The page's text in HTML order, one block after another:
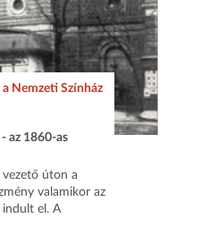
a Nemzeti Színház
az 1860-as
úton a
valamikor az
indult el. A